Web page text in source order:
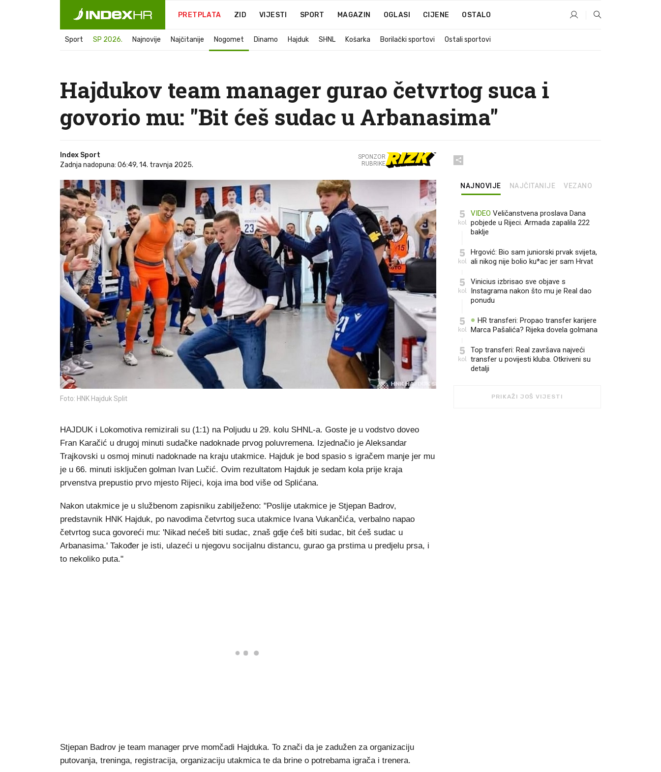
PRETPLATA ZID VIJESTI SPORT MAGAZIN OGLASI CIJENE OSTALO
Sport SP 2026. Najnovije Najčitanije Nogomet Dinamo Hajduk SHNL Košarka Borilački sportovi Ostali sportovi
Hajdukov team manager gurao četvrtog suca i
govorio mu: "Bit ćeš sudac u Arbanasima"
Index Sport
Zadnja nadopuna: 06:49, 14. travnja 2025.
SPONZOR
RUBRIKE
Foto: HNK Hajduk Split
HAJDUK i Lokomotiva remizirali su (1:1) na Poljudu u 29. kolu SHNL-a. Goste je u vodstvo doveo
Fran Karačić u drugoj minuti sudačke nadoknade prvog poluvremena. Izjednačio je Aleksandar
Trajkovski u osmoj minuti nadoknade na kraju utakmice. Hajduk je bod spasio s igračem manje jer mu
je u 66. minuti isključen golman Ivan Lučić. Ovim rezultatom Hajduk je sedam kola prije kraja
prvenstva prepustio prvo mjesto Rijeci, koja ima bod više od Splićana.
Nakon utakmice je u službenom zapisniku zabilježeno: "Poslije utakmice je Stjepan Badrov,
predstavnik HNK Hajduk, po navodima četvrtog suca utakmice Ivana Vukančića, verbalno napao
četvrtog suca govoreći mu: 'Nikad nećeš biti sudac, znaš gdje ćeš biti sudac, bit ćeš sudac u
Arbanasima.' Također je isti, ulazeći u njegovu socijalnu distancu, gurao ga prstima u predjelu prsa, i
to nekoliko puta."
Stjepan Badrov je team manager prve momčadi Hajduka. To znači da je zadužen za organizaciju
putovanja, treninga, registracija, organizaciju utakmica te da brine o potrebama igrača i trenera.
NAJNOVIJE NAJČITANIJE VEZANO
5
kol
VIDEO Veličanstvena proslava Dana
pobjede u Rijeci. Armada zapalila 222
baklje
5
kol
Hrgović: Bio sam juniorski prvak svijeta,
ali nikog nije bolio ku*ac jer sam Hrvat
5
kol
Vinicius izbrisao sve objave s
Instagrama nakon što mu je Real dao
ponudu
5
kol
HR transferi: Propao transfer karijere
Marca Pašalića? Rijeka dovela golmana
5
kol
Top transferi: Real završava najveći
transfer u povijesti kluba. Otkriveni su
detalji
PRIKAŽI JOŠ VIJESTI